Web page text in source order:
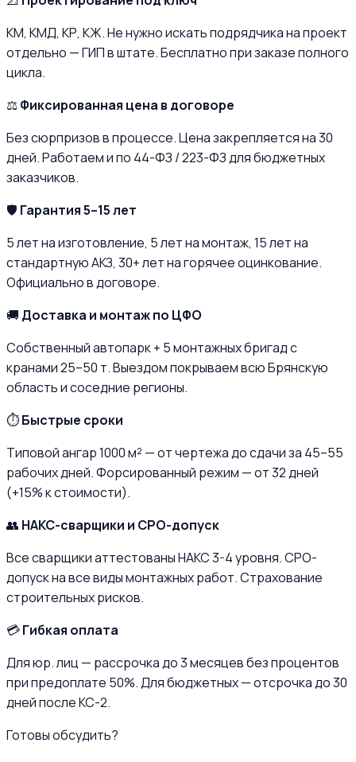
КМ, КМД, КР, КЖ. Не нужно искать подрядчика на проект
отдельно — ГИП в штате. Бесплатно при заказе полного
цикла.
⚖️Фиксированная цена в договоре
Без сюрпризов в процессе. Цена закрепляется на 30
дней. Работаем и по 44-ФЗ / 223-ФЗ для бюджетных
заказчиков.
🛡️ Гарантия 5–15 лет
5 лет на изготовление, 5 лет на монтаж, 15 лет на
стандартную АКЗ, 30+ лет на горячее оцинкование.
Официально в договоре.
🚚 Доставка и монтаж по ЦФО
Собственный автопарк + 5 монтажных бригад с
кранами 25–50 т. Выездом покрываем всю Брянскую
область и соседние регионы.
⏱️Быстрые сроки
Типовой ангар 1000 м² — от чертежа до сдачи за 45–55
рабочих дней. Форсированный режим — от 32 дней
(+15% к стоимости).
👥 НАКС-сварщики и СРО-допуск
Все сварщики аттестованы НАКС 3-4 уровня. СРО-
допуск на все виды монтажных работ. Страхование
строительных рисков.
💳Гибкая оплата
Для юр. лиц — рассрочка до 3 месяцев без процентов
при предоплате 50%. Для бюджетных — отсрочка до 30
дней после КС-2.
Готовы обсудить?